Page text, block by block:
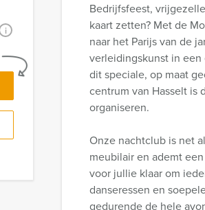
i
Bedrijfsfeest,
kaart zetten? Met de
naar het Parijs van de
verleidingskunst in
dit speciale, op maat
centrum van Hasselt is
organiseren.
Onze nachtclub is net
meubilair en ademt
voor jullie klaar om
danseressen en
gedurende de hele